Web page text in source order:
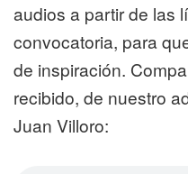
audios a partir de las
convocatoria, para
de inspiración.
recibido, de nuestro
Juan Villoro: